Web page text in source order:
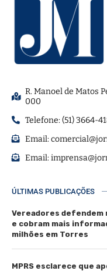
R. Manoel de Matos
000
Telefone: (51) 3664-
Email:
Email:
ÚLTIMAS PUBLICAÇÕES
Vereadores
e cobram mais
milhões em Torres
MPRS esclarece que